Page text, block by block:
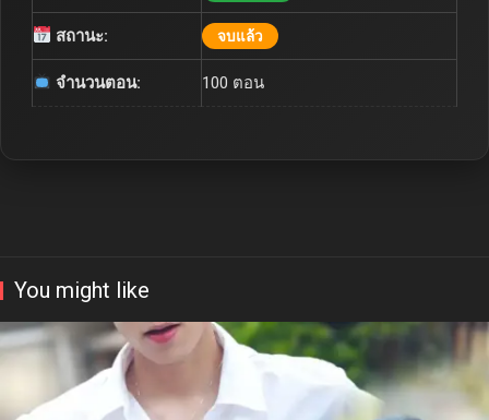
สถานะ: จบแล้ว
จำนวนตอน: 100 ตอน
You might like